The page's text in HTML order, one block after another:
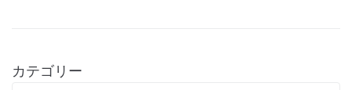
カテゴリー